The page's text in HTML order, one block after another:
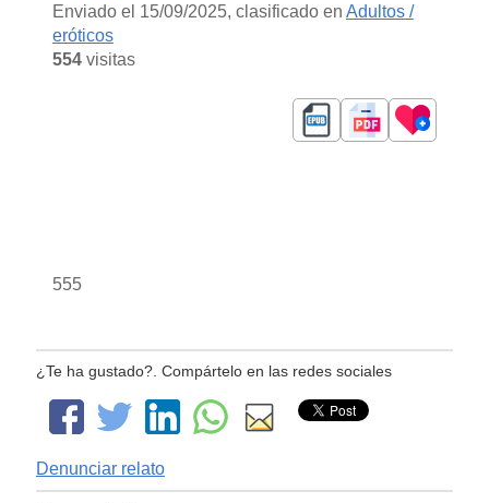
Enviado el 15/09/2025, clasificado en Adultos /
eróticos
554visitas
555
¿Te ha gustado?. Compártelo en las redes sociales
Denunciar relato